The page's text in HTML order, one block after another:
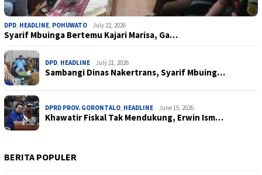
DPD HEADLINE POHUWATO July 22, 2026
Syarif Mbuinga Bertemu Kajari Marisa, Ga…
DPD HEADLINE July 21, 2026
Sambangi Dinas Nakertrans, Syarif Mbuing…
DPRD PROV. GORONTALO HEADLINE June 15, 2026
Khawatir Fiskal Tak Mendukung, Erwin Ism…
BERITA POPULER